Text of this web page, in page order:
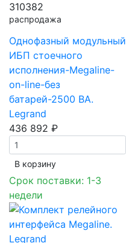
310382
распродажа
Однофазный модульный
ИБП стоечного
исполнения-Megaline-
on-line-без
батарей-2500 ВА.
Legrand
436 892 ₽
В корзинy
Срок поставки: 1-3
недели